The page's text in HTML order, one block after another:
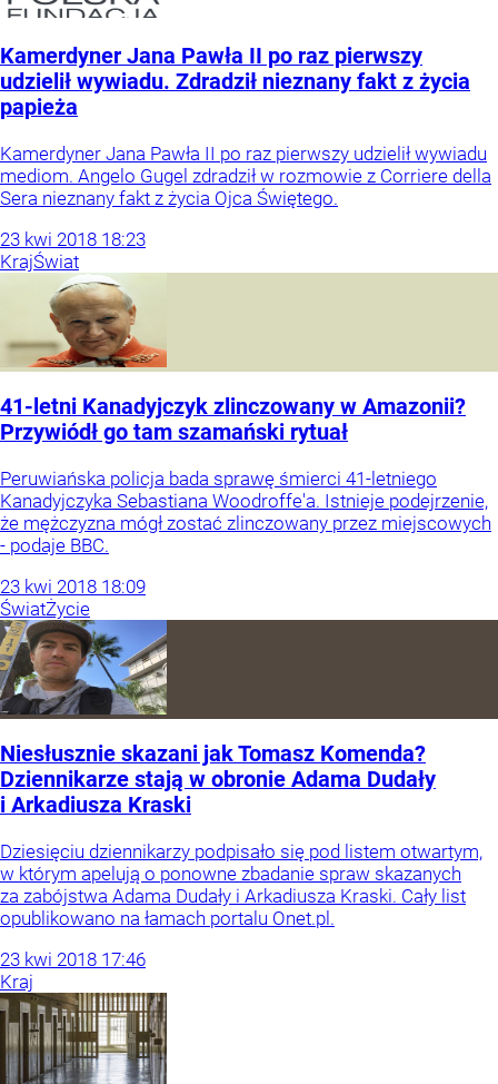
Kamerdyner Jana Pawła II po raz pierwszy
udzielił wywiadu. Zdradził nieznany fakt z życia
papieża
Kamerdyner Jana Pawła II po raz pierwszy udzielił wywiadu
mediom. Angelo Gugel zdradził w rozmowie z Corriere della
Sera nieznany fakt z życia Ojca Świętego.
23 kwi 2018 18:23
KrajŚwiat
41-letni Kanadyjczyk zlinczowany w Amazonii?
Przywiódł go tam szamański rytuał
Peruwiańska policja bada sprawę śmierci 41-letniego
Kanadyjczyka Sebastiana Woodroffe'a. Istnieje podejrzenie,
że mężczyzna mógł zostać zlinczowany przez miejscowych
- podaje BBC.
23 kwi 2018 18:09
ŚwiatŻycie
Niesłusznie skazani jak Tomasz Komenda?
Dziennikarze stają w obronie Adama Dudały
i Arkadiusza Kraski
Dziesięciu dziennikarzy podpisało się pod listem otwartym,
w którym apelują o ponowne zbadanie spraw skazanych
za zabójstwa Adama Dudały i Arkadiusza Kraski. Cały list
opublikowano na łamach portalu Onet.pl.
23 kwi 2018 17:46
Kraj